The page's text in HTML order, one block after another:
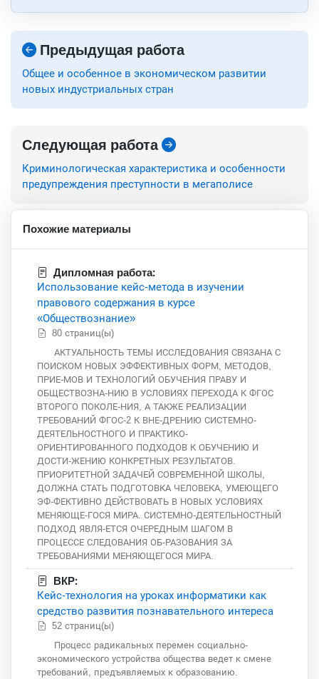
Предыдущая работа
Общее и особенное в экономическом развитии
новых индустриальных стран
Следующая работа
Криминологическая характеристика и особенности
предупреждения преступности в мегаполисе
Похожие материалы
Дипломная работа:
Использование кейс-метода в изучении
правового содержания в курсе
«Обществознание»
80 страниц(ы)
АКТУАЛЬНОСТЬ ТЕМЫ ИССЛЕДОВАНИЯ СВЯЗАНА С
ПОИСКОМ НОВЫХ ЭФФЕКТИВНЫХ ФОРМ, МЕТОДОВ,
ПРИЕ-МОВ И ТЕХНОЛОГИЙ ОБУЧЕНИЯ ПРАВУ И
ОБЩЕСТВОЗНА-НИЮ В УСЛОВИЯХ ПЕРЕХОДА К ФГОС
ВТОРОГО ПОКОЛЕ-НИЯ, А ТАКЖЕ РЕАЛИЗАЦИИ
ТРЕБОВАНИЙ ФГОС-2 К ВНЕ-ДРЕНИЮ СИСТЕМНО-
ДЕЯТЕЛЬНОСТНОГО И ПРАКТИКО-
ОРИЕНТИРОВАННОГО ПОДХОДОВ К ОБУЧЕНИЮ И
ДОСТИ-ЖЕНИЮ КОНКРЕТНЫХ РЕЗУЛЬТАТОВ.
ПРИОРИТЕТНОЙ ЗАДАЧЕЙ СОВРЕМЕННОЙ ШКОЛЫ,
ДОЛЖНА СТАТЬ ПОДГОТОВКА ЧЕЛОВЕКА, УМЕЮЩЕГО
ЭФ-ФЕКТИВНО ДЕЙСТВОВАТЬ В НОВЫХ УСЛОВИЯХ
МЕНЯЮЩЕ-ГОСЯ МИРА. СИСТЕМНО-ДЕЯТЕЛЬНОСТНЫЙ
ПОДХОД ЯВЛЯ-ЕТСЯ ОЧЕРЕДНЫМ ШАГОМ В
ПРОЦЕССЕ СЛЕДОВАНИЯ ОБ-РАЗОВАНИЯ ЗА
ТРЕБОВАНИЯМИ МЕНЯЮЩЕГОСЯ МИРА.
ВКР:
Кейс-технология на уроках информатики как
средство развития познавательного интереса
52 страниц(ы)
Процесс радикальных перемен социально-
экономического устройства общества ведет к смене
требований, предъявляемых к образованию.